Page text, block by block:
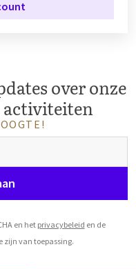
over onze
activiteiten
en hetprivacybeleid en de
zijn van toepassing.